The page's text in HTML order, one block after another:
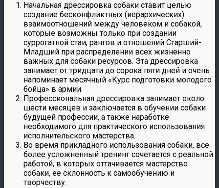
Начальная дрессировка собаки ставит целью
создание бесконфликтных (иерархических)
взаимоотношений между человеком и собакой,
которые возможны только при создании
суррогатной стаи, рангов и отношений Старший-
Младший при распределении всех жизненно
важных для собаки ресурсов. Эта дрессировка
занимает от тридцати до сорока пяти дней и очень
напоминает месячный «Курс подготовки молодого
бойца» в армии.
Профессиональная дрессировка занимает около
шести месяцев и заключается в обучении собаки
будущей профессии, а также наработке
необходимого для практического использования
исполнительского мастерства.
Во время прикладного использования собаки, все
более усложненный тренинг сочетается с реальной
работой, в которых оттачивается мастерство
собаки, ее склонность к самообучению и
творчеству.